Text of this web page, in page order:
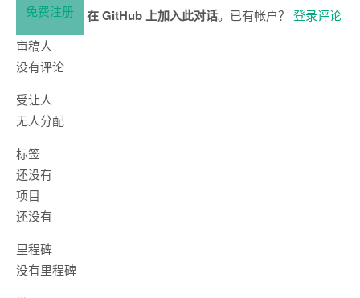
免费注册
在 GitHub 上加入此对话。已有帐户？ 登录评论
审稿人
没有评论
受让人
无人分配
标签
还没有
项目
还没有
里程碑
没有里程碑